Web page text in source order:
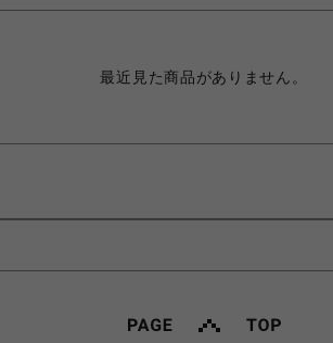
最近見た商品がありません。